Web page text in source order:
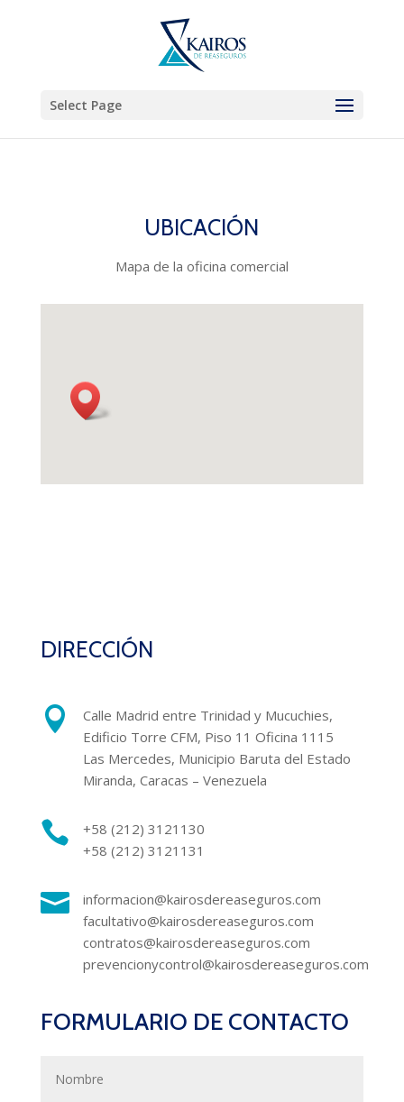
Select Page
UBICACIÓN
Mapa de la oficina comercial
DIRECCIÓN

Calle Madrid entre Trinidad y Mucuchies,
Edificio Torre CFM, Piso 11 Oficina 1115
Las Mercedes, Municipio Baruta del Estado
Miranda, Caracas – Venezuela

+58 (212) 3121130
+58 (212) 3121131

informacion@kairosdereaseguros.com
facultativo@kairosdereaseguros.com
contratos@kairosdereaseguros.com
prevencionycontrol@kairosdereaseguros.com
FORMULARIO DE CONTACTO